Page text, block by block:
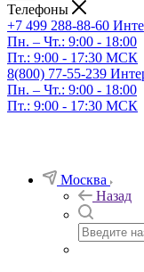
Телефоны
+7 499 288-88-60
Пн. – Чт.: 9:00 - 18:00
Пт.: 9:00 - 17:30 МСК
8(800) 77-55-239
Пн. – Чт.: 9:00 - 18:00
Пт.: 9:00 - 17:30 МСК
Москва
Назад